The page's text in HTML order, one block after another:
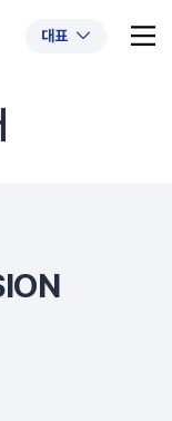
대표